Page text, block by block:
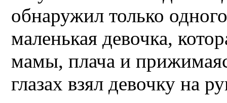
обнаружил только
маленькая девочка,
мамы, плача и
глазах взял девочку на